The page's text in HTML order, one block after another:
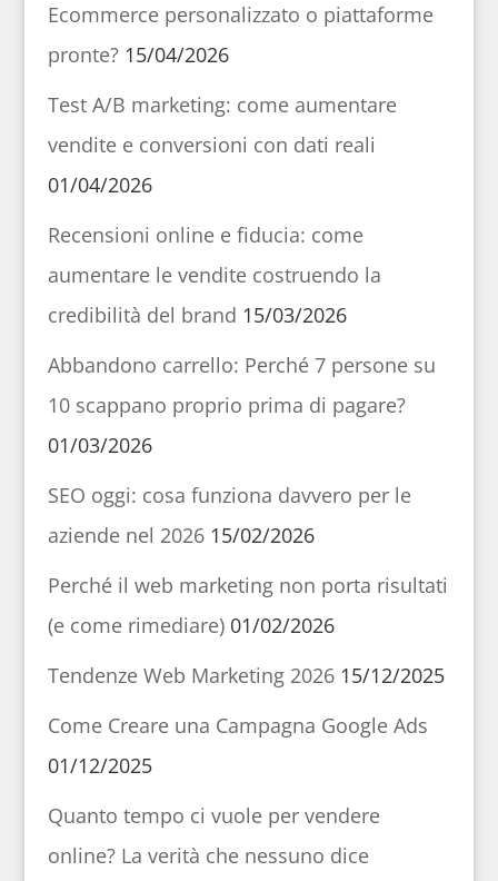
Ecommerce personalizzato o piattaforme
pronte? 15/04/2026
Test A/B marketing: come aumentare
vendite e conversioni con dati reali
01/04/2026
Recensioni online e fiducia: come
aumentare le vendite costruendo la
credibilità del brand 15/03/2026
Abbandono carrello: Perché 7 persone su
10 scappano proprio prima di pagare?
01/03/2026
SEO oggi: cosa funziona davvero per le
aziende nel 2026 15/02/2026
Perché il web marketing non porta risultati
(e come rimediare) 01/02/2026
Tendenze Web Marketing 2026 15/12/2025
Come Creare una Campagna Google Ads
01/12/2025
Quanto tempo ci vuole per vendere
online? La verità che nessuno dice